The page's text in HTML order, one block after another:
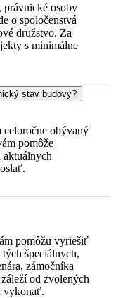
právnické osoby
o spoločenstvá
družstvo. Za
s minimálne
stav budovy?
celoročne obývaný
pomôže
pomôžu vyriešiť
špeciálnych,
zámočníka
od zvolených
vykonať.